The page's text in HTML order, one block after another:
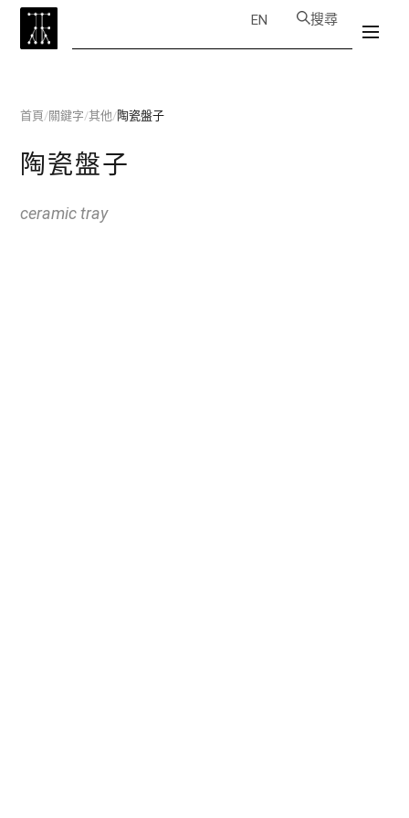
EN 搜尋
首頁/關鍵字/其他/陶瓷盤子
陶瓷盤子
ceramic tray